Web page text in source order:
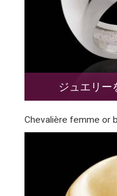
ジュエリー
Chevalière femme or